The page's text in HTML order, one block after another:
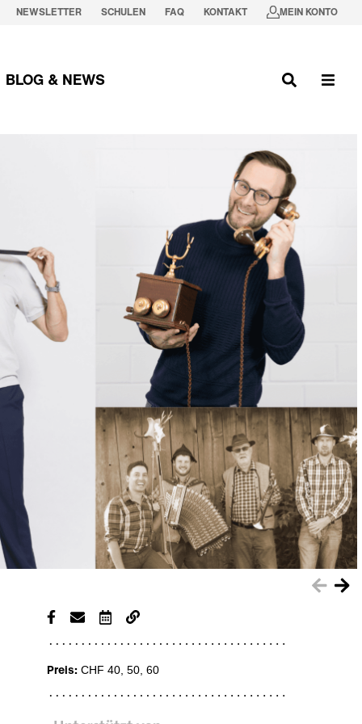
NEWSLETTER SCHULEN FAQ KONTAKT MEIN KONTO
BLOG & NEWS
Preis: CHF 40, 50, 60